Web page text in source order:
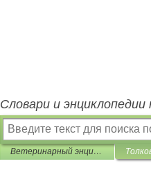
Словари и энциклопедии
Ветеринарный энциклопедический словарь